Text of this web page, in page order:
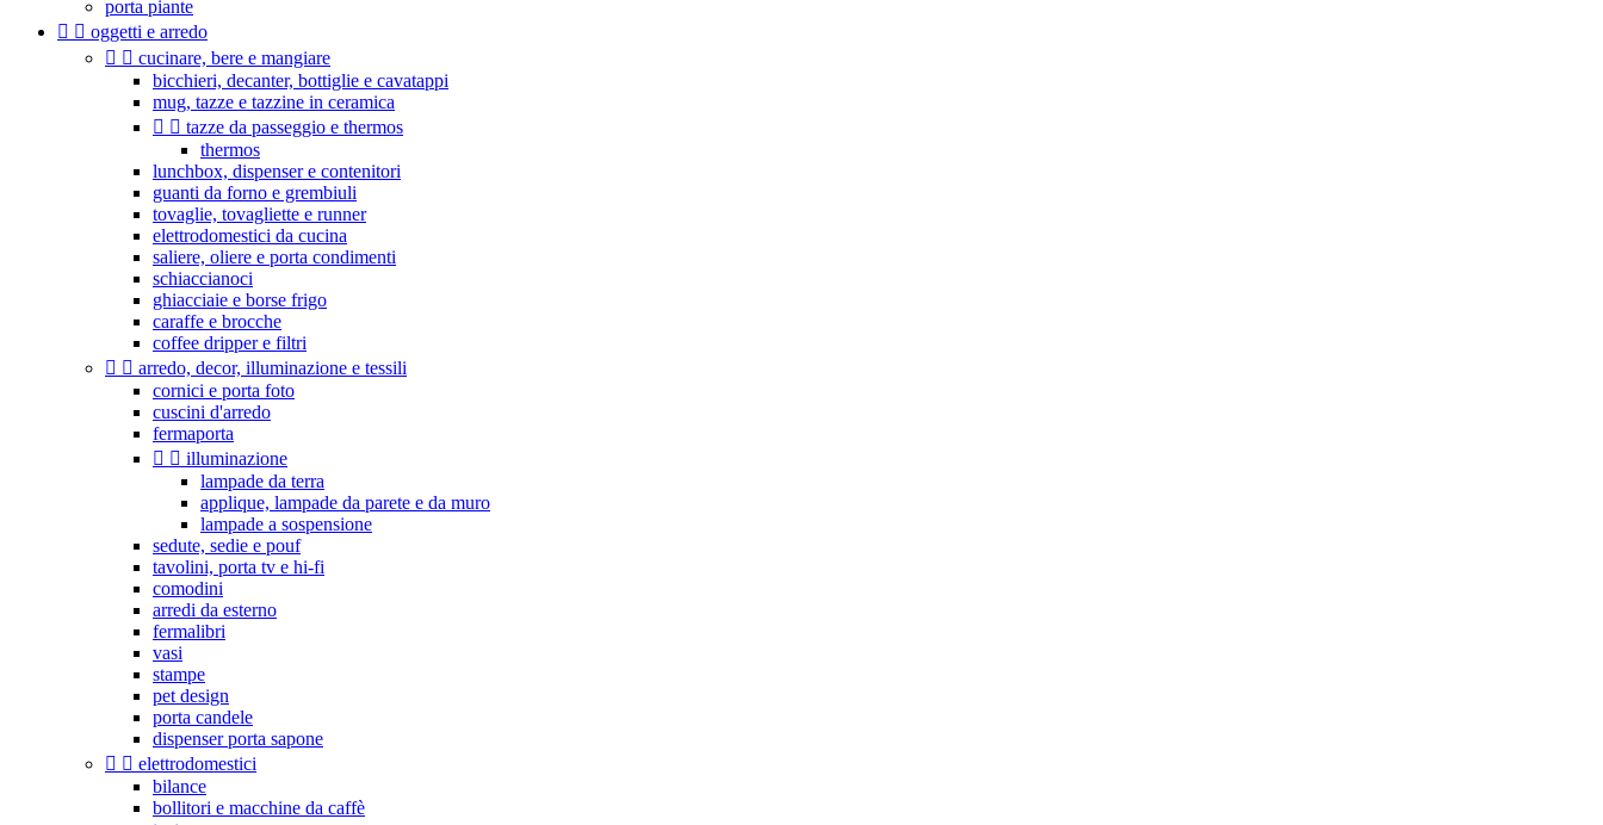
porta piante
  oggetti e arredo
  cucinare, bere e mangiare
bicchieri, decanter, bottiglie e cavatappi
mug, tazze e tazzine in ceramica
  tazze da passeggio e thermos
thermos
lunchbox, dispenser e contenitori
guanti da forno e grembiuli
tovaglie, tovagliette e runner
elettrodomestici da cucina
saliere, oliere e porta condimenti
schiaccianoci
ghiacciaie e borse frigo
caraffe e brocche
coffee dripper e filtri
  arredo, decor, illuminazione e tessili
cornici e porta foto
cuscini d'arredo
fermaporta
  illuminazione
lampade da terra
applique, lampade da parete e da muro
lampade a sospensione
sedute, sedie e pouf
tavolini, porta tv e hi-fi
comodini
arredi da esterno
fermalibri
vasi
stampe
pet design
porta candele
dispenser porta sapone
  elettrodomestici
bilance
bollitori e macchine da caffè